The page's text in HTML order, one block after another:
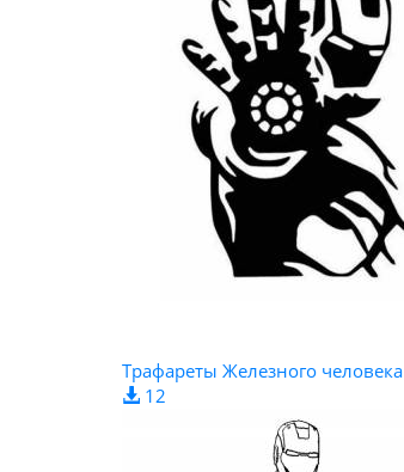
Трафареты Железного человека
12